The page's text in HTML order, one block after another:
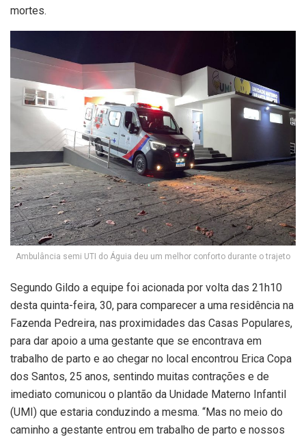
mortes.
Ambulância semi UTI do Águia deu um melhor conforto durante o trajeto
Segundo Gildo a equipe foi acionada por volta das 21h10
desta quinta-feira, 30, para comparecer a uma residência na
Fazenda Pedreira, nas proximidades das Casas Populares,
para dar apoio a uma gestante que se encontrava em
trabalho de parto e ao chegar no local encontrou Erica Copa
dos Santos, 25 anos, sentindo muitas contrações e de
imediato comunicou o plantão da Unidade Materno Infantil
(UMI) que estaria conduzindo a mesma. “Mas no meio do
caminho a gestante entrou em trabalho de parto e nossos